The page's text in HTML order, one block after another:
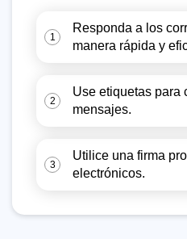
1
Responda a los
manera rápida y
2
Use etiquetas para
mensajes.
3
Utilice una firma
electrónicos.